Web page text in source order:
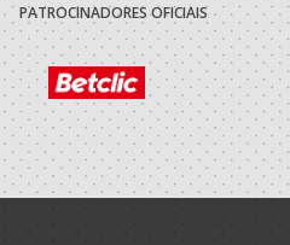
A.A. Aveiro
Associacao
Artistica Avanca
2021/22
A.A. Aveiro
Associacao
Artistica Avanca
PATROCINADORES OFICIAIS